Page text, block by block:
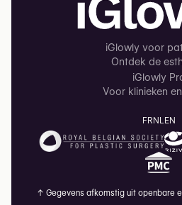
iGlowly voor
Ontdek de
iGlowly
Voor klinieken
FRNLEN
↑ Gegevens afkomstig uit openbare